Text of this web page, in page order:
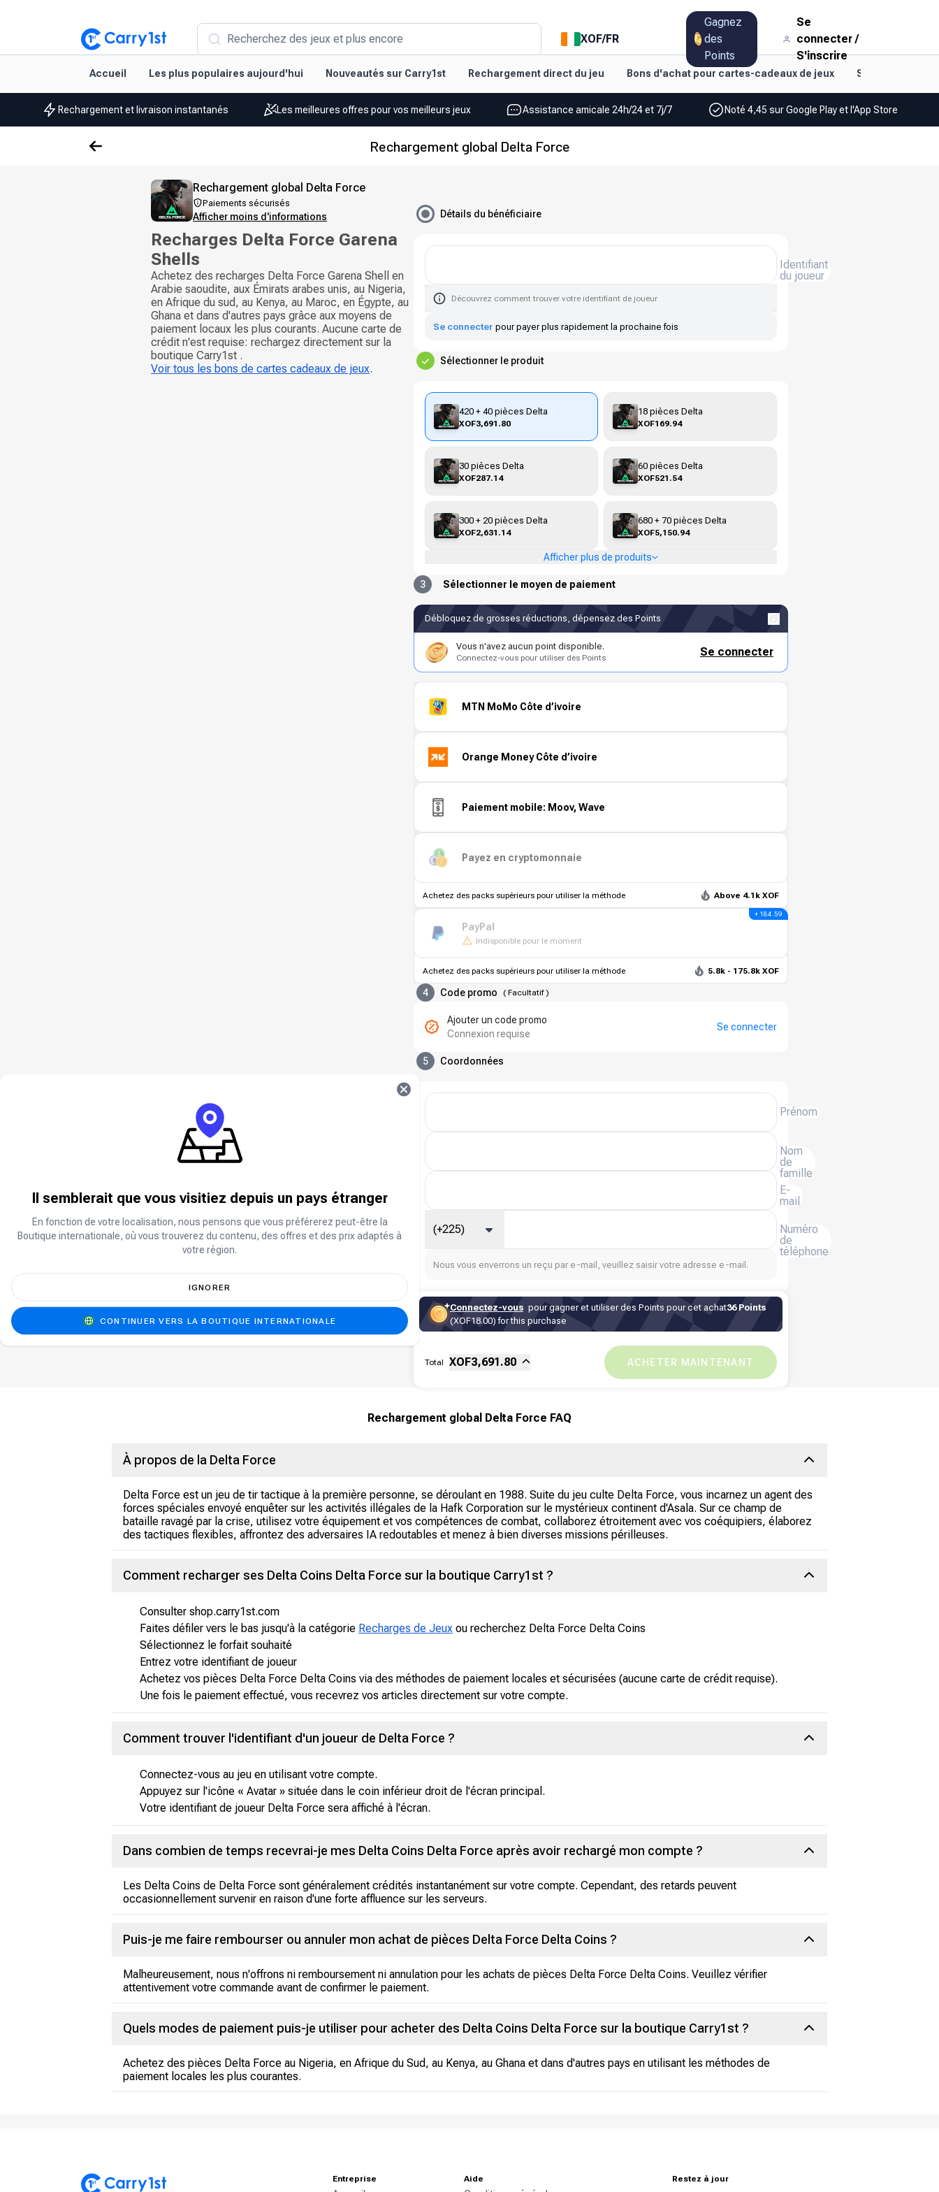
Recherchez des jeux et plus encore XOF/FR
Gagnez
des
Points
Se
connecter/
S'inscrire
Accueil Les plus populaires aujourd'hui Nouveautés sur Carry1st Rechargement direct du jeu Bons d'achat pour cartes-cadeaux de jeux Style de vie et
Rechargement et livraison instantanés Les meilleures offres pour vos meilleurs jeux Assistance amicale 24h/24 et 7j/7 Noté 4,45 sur Google Play et l'App Store
Rechargement global Delta Force
Rechargement global Delta Force
Paiements sécurisés
Afficher moins d'informations
Recharges Delta Force Garena
Shells
Achetez des recharges Delta Force Garena Shell en
Arabie saoudite, aux Émirats arabes unis, au Nigeria,
en Afrique du sud, au Kenya, au Maroc, en Égypte, au
Ghana et dans d'autres pays grâce aux moyens de
paiement locaux les plus courants. Aucune carte de
crédit n'est requise: rechargez directement sur la
boutique Carry1st .
Voir tous les bons de cartes cadeaux de jeux.
Détails du bénéficiaire
Identifiant
du joueur
Découvrez comment trouver votre identifiant de joueur
Se connecter pour payer plus rapidement la prochaine fois
Sélectionner le produit
420 + 40 pièces Delta
XOF3,691.80
18 pièces Delta
XOF169.94
30 pièces Delta
XOF287.14
60 pièces Delta
XOF521.54
300 + 20 pièces Delta
XOF2,631.14
680 + 70 pièces Delta
XOF5,150.94
Afficher plus de produits
3 Sélectionner le moyen de paiement
Débloquez de grosses réductions, dépensez des Points
Vous n'avez aucun point disponible.
Connectez-vous pour utiliser des Points Se connecter
MTN MoMo Côte d’ivoire
Orange Money Côte d’ivoire
Paiement mobile: Moov, Wave
Payez en cryptomonnaie
Achetez des packs supérieurs pour utiliser la méthode Above 4.1k XOF
PayPal
Indisponible pour le moment
+ 184.59
Achetez des packs supérieurs pour utiliser la méthode 5.8k - 175.8k XOF
4 Code promo ( Facultatif)
Ajouter un code promo
Connexion requise
Se connecter
5 Coordonnées
Prénom
Nom
de
famille
E-
mail
Numéro
de
téléphone
(+225)
Nous vous enverrons un reçu par e-mail, veuillez saisir votre adresse e-mail.
Connectez-vous pour gagner et utiliser des Points pour cet achat36 Points
(XOF18.00) for this purchase
XOF3,691.80
Fee
XOF
Total XOF3,691.80 ACHETER MAINTENANT
Rechargement global Delta Force FAQ
À propos de la Delta Force
Delta Force est un jeu de tir tactique à la première personne, se déroulant en 1988. Suite du jeu culte Delta Force, vous incarnez un agent des
forces spéciales envoyé enquêter sur les activités illégales de la Hafk Corporation sur le mystérieux continent d'Asala. Sur ce champ de
bataille ravagé par la crise, utilisez votre équipement et vos compétences de combat, collaborez étroitement avec vos coéquipiers, élaborez
des tactiques flexibles, affrontez des adversaires IA redoutables et menez à bien diverses missions périlleuses.
Comment recharger ses Delta Coins Delta Force sur la boutique Carry1st ?
Consulter shop.carry1st.com
Faites défiler vers le bas jusqu'à la catégorie Recharges de Jeux ou recherchez Delta Force Delta Coins
Sélectionnez le forfait souhaité
Entrez votre identifiant de joueur
Achetez vos pièces Delta Force Delta Coins via des méthodes de paiement locales et sécurisées (aucune carte de crédit requise).
Une fois le paiement effectué, vous recevrez vos articles directement sur votre compte.
Comment trouver l'identifiant d'un joueur de Delta Force ?
Connectez-vous au jeu en utilisant votre compte.
Appuyez sur l'icône « Avatar » située dans le coin inférieur droit de l'écran principal.
Votre identifiant de joueur Delta Force sera affiché à l'écran.
Dans combien de temps recevrai-je mes Delta Coins Delta Force après avoir rechargé mon compte ?
Les Delta Coins de Delta Force sont généralement crédités instantanément sur votre compte. Cependant, des retards peuvent
occasionnellement survenir en raison d'une forte affluence sur les serveurs.
Puis-je me faire rembourser ou annuler mon achat de pièces Delta Force Delta Coins ?
Malheureusement, nous n'offrons ni remboursement ni annulation pour les achats de pièces Delta Force Delta Coins. Veuillez vérifier
attentivement votre commande avant de confirmer le paiement.
Quels modes de paiement puis-je utiliser pour acheter des Delta Coins Delta Force sur la boutique Carry1st ?
Achetez des pièces Delta Force au Nigeria, en Afrique du Sud, au Kenya, au Ghana et dans d'autres pays en utilisant les méthodes de
paiement locales les plus courantes.
Entreprise Aide Restez à jour
Il semblerait que vous visitiez depuis un pays étranger
En fonction de votre localisation, nous pensons que vous préférerez peut-être la
Boutique internationale, où vous trouverez du contenu, des offres et des prix adaptés à
votre région.
IGNORER
CONTINUER VERS LA BOUTIQUE INTERNATIONALE